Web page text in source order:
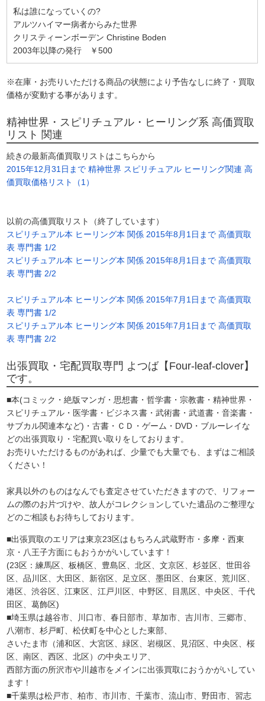
私は誰になっていくの?
アルツハイマー病者からみた世界
クリスティーンボーデン Christine Boden
2003年以降の発行 ￥500
※在庫・お売りいただける商品の状態により予告なしに終了・買取
価格が変動する事があります。
精神世界・スピリチュアル・ヒーリング系 高価買取
リスト 関連
続きの最新高価買取リストはこちらから
2015年12月31日まで 精神世界 スピリチュアル ヒーリング関連 高
価買取価格リスト（1）
以前の高価買取リスト（終了しています）
スピリチュアル本 ヒーリング本 関係 2015年8月1日まで 高価買取
表 専門書 1/2
スピリチュアル本 ヒーリング本 関係 2015年8月1日まで 高価買取
表 専門書 2/2
スピリチュアル本 ヒーリング本 関係 2015年7月1日まで 高価買取
表 専門書 1/2
スピリチュアル本 ヒーリング本 関係 2015年7月1日まで 高価買取
表 専門書 2/2
出張買取・宅配買取専門 よつば【Four-leaf-clover】
です。
■本(コミック・絶版マンガ・思想書・哲学書・宗教書・精神世界・
スピリチュアル・医学書・ビジネス書・武術書・武道書・音楽書・
サブカル関連本など)・古書・ＣＤ・ゲーム・DVD・ブルーレイな
どの出張買取り・宅配買い取りをしております。
お売りいただけるものがあれば、少量でも大量でも、まずはご相談
ください！
家具以外のものはなんでも査定させていただきますので、リフォー
ムの際のお片づけや、故人がコレクションしていた遺品のご整理な
どのご相談もお待ちしております。
■出張買取のエリアは東京23区はもちろん武蔵野市・多摩・西東
京・八王子方面にもおうかがいしています！
(23区：練馬区、板橋区、豊島区、北区、文京区、杉並区、世田谷
区、品川区、大田区、新宿区、足立区、墨田区、台東区、荒川区、
港区、渋谷区、江東区、江戸川区、中野区、目黒区、中央区、千代
田区、葛飾区)
■埼玉県は越谷市、川口市、春日部市、草加市、吉川市、三郷市、
八潮市、杉戸町、松伏町を中心とした東部、
さいたま市（浦和区、大宮区、緑区、岩槻区、見沼区、中央区、桜
区、南区、西区、北区）の中央エリア、
西部方面の所沢市や川越市をメインに出張買取におうかがいしてい
ます！
■千葉県は松戸市、柏市、市川市、千葉市、流山市、野田市、習志